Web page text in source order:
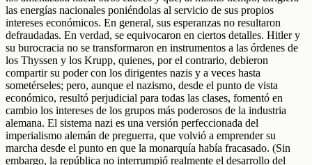
las energías nacionales poniéndolas al servicio de sus propios
intereses económicos. En general, sus esperanzas no resultaron
defraudadas. En verdad, se equivocaron en ciertos detalles. Hitler y
su burocracia no se transformaron en instrumentos a las órdenes de
los Thyssen y los Krupp, quienes, por el contrario, debieron
compartir su poder con los dirigentes nazis y a veces hasta
sometérseles; pero, aunque el nazismo, desde el punto de vista
económico, resultó perjudicial para todas las clases, fomentó en
cambio los intereses de los grupos más poderosos de la industria
alemana. El sistema nazi es una versión perfeccionada del
imperialismo alemán de preguerra, que volvió a emprender su
marcha desde el punto en que la monarquía había fracasado. (Sin
embargo, la república no interrumpió realmente el desarrollo del